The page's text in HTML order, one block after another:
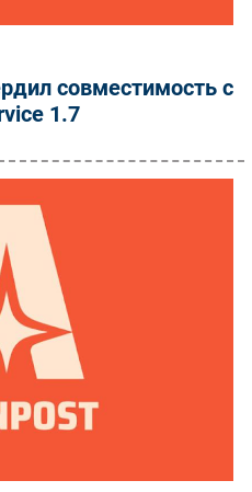
совместимость с
1.7